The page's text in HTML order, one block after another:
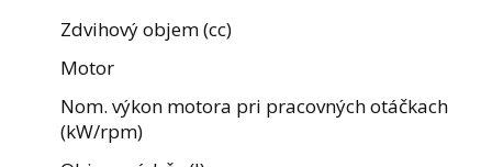
Zdvihový objem (cc)
Motor
Nom. výkon motora pri pracovných otáčkach
(kW/rpm)